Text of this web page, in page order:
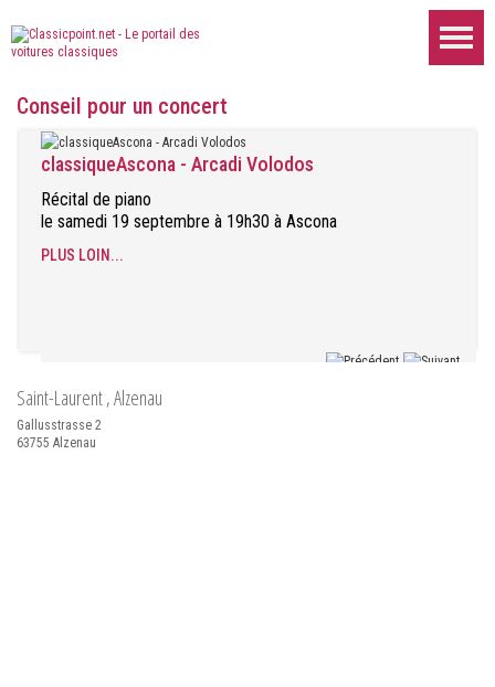
Conseil pour un concert
classiqueAscona - Arcadi Volodos
Récital de piano
le samedi 19 septembre à 19h30 à Ascona
PLUS LOIN...
Saint-Laurent, Alzenau
Gallusstrasse 2
63755 Alzenau